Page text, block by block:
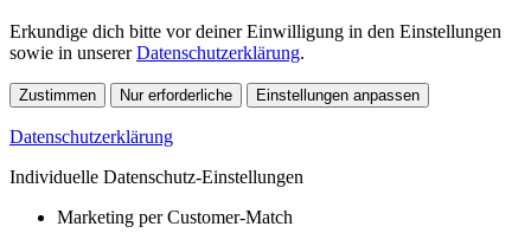
Erkundige dich bitte vor deiner Einwilligung in den Einstellungen
sowie in unsererDatenschutzerklärung.
Zustimmen Nur erforderliche Einstellungen anpassen
Datenschutzerklärung
Individuelle Datenschutz-Einstellungen
Marketing per Customer-Match